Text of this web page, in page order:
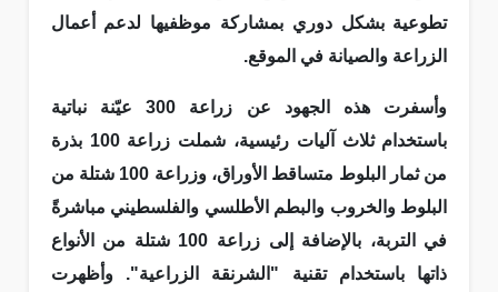
تطوعية بشكل دوري بمشاركة موظفيها لدعم أعمال
الزراعة والصيانة في الموقع.
وأسفرت هذه الجهود عن زراعة 300 عيّنة نباتية
باستخدام ثلاث آليات رئيسية، شملت زراعة 100 بذرة
من ثمار البلوط متساقط الأوراق، وزراعة 100 شتلة من
البلوط والخروب والبطم الأطلسي والفلسطيني مباشرةً
في التربة، بالإضافة إلى زراعة 100 شتلة من الأنواع
ذاتها باستخدام تقنية "الشرنقة الزراعية". وأظهرت